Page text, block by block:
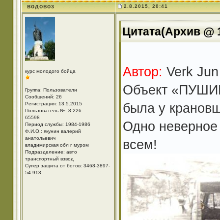
водовоз 2.8.2015, 20:41
курс молодого бойца
Группа: Пользователи
Сообщений: 26
Регистрация: 13.5.2015
Пользователь №: 8 226
65598
Период службы: 1984-1986
Ф.И.О.: якунин валерий
анатольевич
владимирская обл г муром
Подразделение: авто
транспортный взвод
Супер защита от ботов: 3468-3897-
54-913
Цитата(Архив @
Автор: Verk
Объект
была у
Одно
всем!